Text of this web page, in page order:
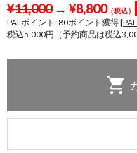
¥11,000→ ¥8,800（税込）
PALポイント: 80ポイント獲得 [
税込5,000円（予約商品は税込